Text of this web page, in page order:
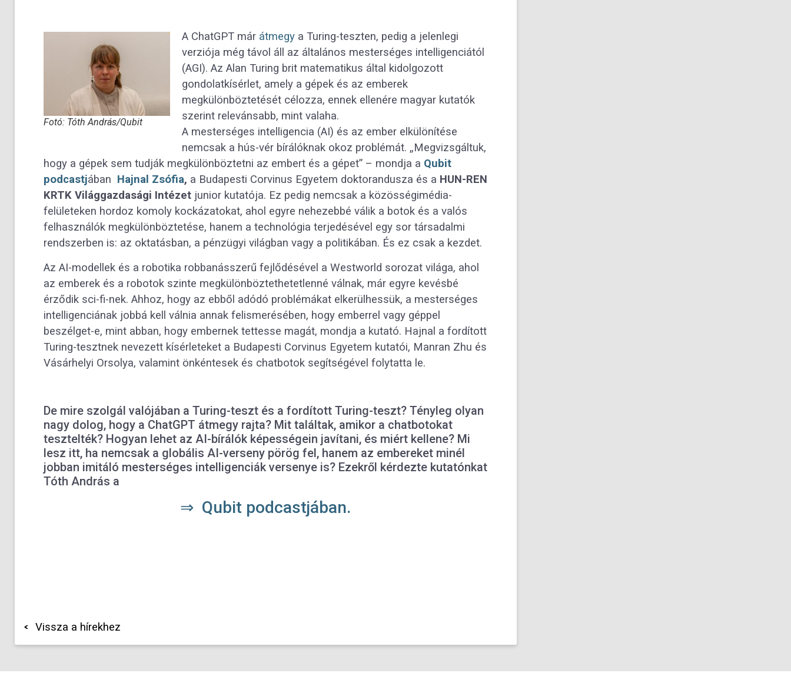
Fotó: Tóth András/Qubit
A ChatGPT már átmegy a Turing-teszten, pedig a jelenlegi
verziója még távol áll az általános mesterséges intelligenciától
(AGI). Az Alan Turing brit matematikus által kidolgozott
gondolatkísérlet, amely a gépek és az emberek
megkülönböztetését célozza, ennek ellenére magyar kutatók
szerint relevánsabb, mint valaha.
A mesterséges intelligencia (AI) és az ember elkülönítése
nemcsak a hús-vér bírálóknak okoz problémát. „Megvizsgáltuk,
hogy a gépek sem tudják megkülönböztetni az embert és a gépet” – mondja a Qubit
podcastjában Hajnal Zsófia, a Budapesti Corvinus Egyetem doktorandusza és a HUN-REN
KRTK Világgazdasági Intézet junior kutatója. Ez pedig nemcsak a közösségimédia-
felületeken hordoz komoly kockázatokat, ahol egyre nehezebbé válik a botok és a valós
felhasználók megkülönböztetése, hanem a technológia terjedésével egy sor társadalmi
rendszerben is: az oktatásban, a pénzügyi világban vagy a politikában. És ez csak a kezdet.
Az AI-modellek és a robotika robbanásszerű fejlődésével a Westworld sorozat világa, ahol
az emberek és a robotok szinte megkülönböztethetetlenné válnak, már egyre kevésbé
érződik sci-fi-nek. Ahhoz, hogy az ebből adódó problémákat elkerülhessük, a mesterséges
intelligenciának jobbá kell válnia annak felismerésében, hogy emberrel vagy géppel
beszélget-e, mint abban, hogy embernek tettesse magát, mondja a kutató. Hajnal a fordított
Turing-tesztnek nevezett kísérleteket a Budapesti Corvinus Egyetem kutatói, Manran Zhu és
Vásárhelyi Orsolya, valamint önkéntesek és chatbotok segítségével folytatta le.
De mire szolgál valójában a Turing-teszt és a fordított Turing-teszt? Tényleg olyan
nagy dolog, hogy a ChatGPT átmegy rajta? Mit találtak, amikor a chatbotokat
tesztelték? Hogyan lehet az AI-bírálók képességein javítani, és miért kellene? Mi
lesz itt, ha nemcsak a globális AI-verseny pörög fel, hanem az embereket minél
jobban imitáló mesterséges intelligenciák versenye is? Ezekről kérdezte kutatónkat
Tóth András a
⇒ Qubit podcastjában.
Vissza a hírekhez